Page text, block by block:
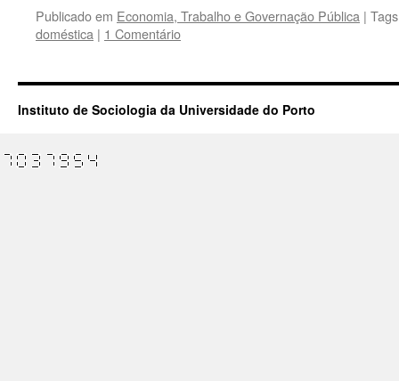
Publicado em Economia, Trabalho e Governação Pública | Tags
doméstica | 1 Comentário
Instituto de Sociologia da Universidade do Porto